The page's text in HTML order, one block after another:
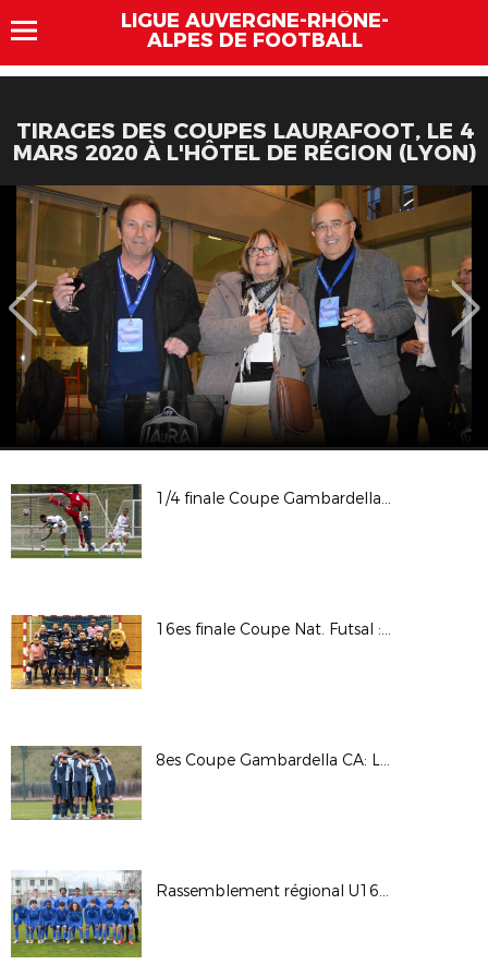
LIGUE AUVERGNE-RHÔNE-
ALPES DE FOOTBALL
TIRAGES DES COUPES LAURAFOOT, LE 4
MARS 2020 À L'HÔTEL DE RÉGION (LYON)
1/4 finale Coupe Gambardella : OL / RCSA
16es finale Coupe Nat. Futsal : AS Martel Caluire / Toulon Elite Futsal © Photos LAuRAFoot- Alain Chenevière
8es Coupe Gambardella CA: Lyon - La Duchère / Le HAC © Photos LAuRAFoot- Alain Chenevière
Rassemblement régional U16G - Phase finale 2022